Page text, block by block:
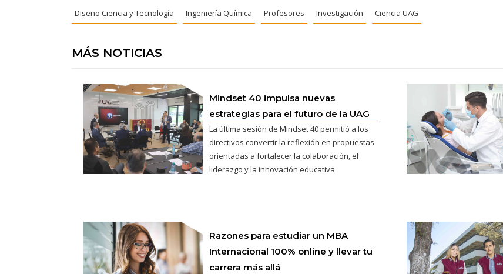
Diseño Ciencia y Tecnología Ingeniería Química Profesores Investigación Ciencia UAG
MÁS NOTICIAS
Mindset 40 impulsa nuevas
estrategias para el futuro de la UAG
La última sesión de Mindset 40 permitió a los
directivos convertir la reflexión en propuestas
orientadas a fortalecer la colaboración, el
liderazgo y la innovación educativa.
Razones para estudiar un MBA
Internacional 100% online y llevar tu
carrera más allá